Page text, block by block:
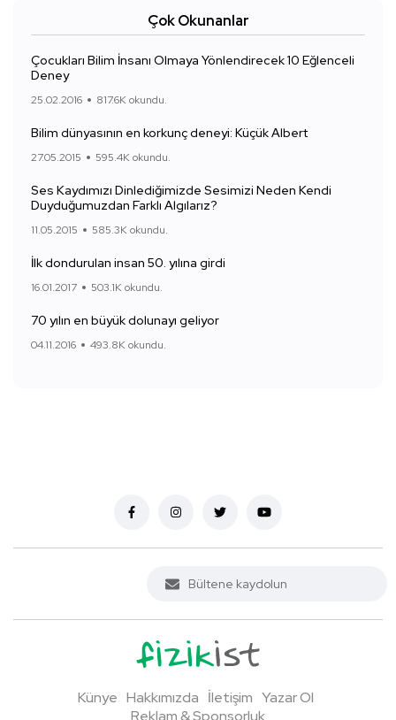
Çok Okunanlar
Çocukları Bilim İnsanı Olmaya Yönlendirecek 10 Eğlenceli
Deney
25.02.2016 817.6K okundu.
Bilim dünyasının en korkunç deneyi: Küçük Albert
27.05.2015 595.4K okundu.
Ses Kaydımızı Dinlediğimizde Sesimizi Neden Kendi
Duyduğumuzdan Farklı Algılarız?
11.05.2015 585.3K okundu.
İlk dondurulan insan 50. yılına girdi
16.01.2017 503.1K okundu.
70 yılın en büyük dolunayı geliyor
04.11.2016 493.8K okundu.
Künye Hakkımızda İletişim Yazar Ol
Reklam & Sponsorluk